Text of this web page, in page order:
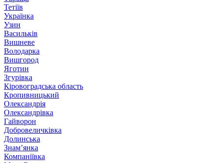
Тетіїв
Українка
Узин
Васильків
Вишневе
Володарка
Вишгород
Яготин
Згурівка
Кіровоградська область
Кропивницький
Олександрія
Олександрівка
Гайворон
Добровеличківка
Долинська
Знам’янка
Компаніївка